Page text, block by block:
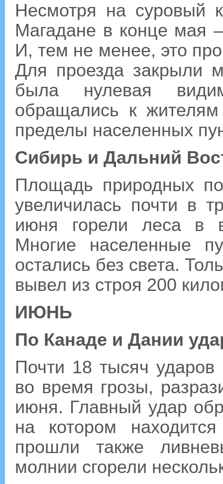
Несмотря на суровый
Магадане в конце мая
И, тем не менее, это
Для проезда закрыли
была нулевая
обращались к
пределы населенных
Сибирь и Дальний
Площадь природных
увеличилась почти в
июня горели леса в
Многие населенные
остались без света.
вывел из строя 200
ИЮНЬ
По Канаде и Дании
Почти 18 тысяч
во время грозы,
июня. Главный удар
на котором
прошли также
молнии сгорели